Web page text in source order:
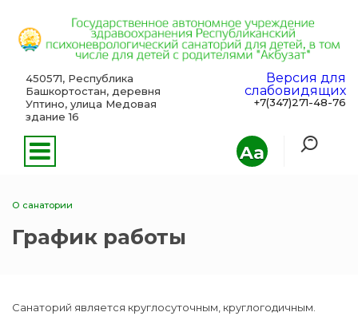
Aa
450571, Республика
Башкортостан, деревня
Уптино, улица Медовая
здание 16
Версия для
слабовидящих
+7(347)271-48-76
О санатории
График работы
Санаторий является круглосуточным, круглогодичным.